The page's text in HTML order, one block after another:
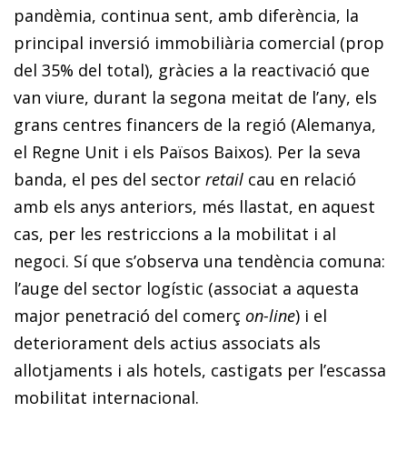
pandèmia, continua sent, amb diferència, la
principal inversió immobiliària comercial (prop
del 35% del total), gràcies a la reactivació que
van viure, durant la segona meitat de l’any, els
grans centres financers de la regió (Alemanya,
el Regne Unit i els Països Baixos). Per la seva
banda, el pes del sector retail cau en relació
amb els anys anteriors, més llastat, en aquest
cas, per les restriccions a la mobilitat i al
negoci. Sí que s’observa una tendència comuna:
l’auge del sector logístic (associat a aquesta
major penetració del comerç on-line) i el
deteriorament dels actius associats als
allotjaments i als hotels, castigats per l’escassa
mobilitat internacional.